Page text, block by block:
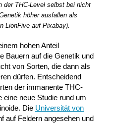
der THC-Level selbst bei nicht
höher ausfallen als
LionFive auf Pixabay).
hohen Anteil
Bauern auf die Genetik und
von Sorten, die dann als
dürfen. Entscheidend
der immanente THC-
eine neue Studie rund um
Die Universität von
auf Feldern angesehen und